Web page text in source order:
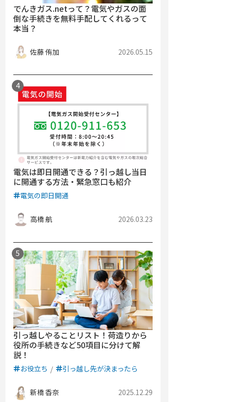
でんきガス.netって？電気やガスの面
倒な手続きを無料手配してくれるって
本当？
佐藤 侑加 2026.05.15
電気は即日開通できる？引っ越し当日
に開通する方法・緊急窓口も紹介
電気の即日開通
高橋 航 2026.03.23
引っ越しやることリスト！荷造りから
役所の手続きなど50項目に分けて解
説！
お役立ち 引っ越し先が決まったら
新橋 香奈 2025.12.29